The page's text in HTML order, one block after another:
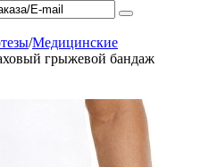
/Медицинские
грыжевой бандаж